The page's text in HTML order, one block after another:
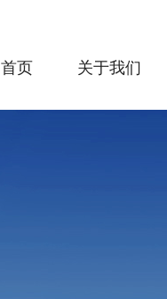
首页 关于我们